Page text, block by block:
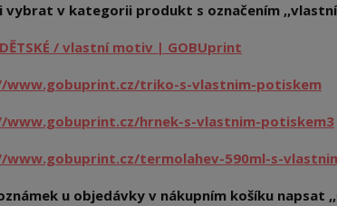
vybrat v kategorii produkt s označením
DĚTSKÉ / vlastní motiv | GOBUprint
www.gobuprint.cz/triko-s-vlastnim-potiskem
hrnek-s-vlastnim-potiskem3
termolahev-590ml-s-
u objedávky v nákupním košíku napsat ,,